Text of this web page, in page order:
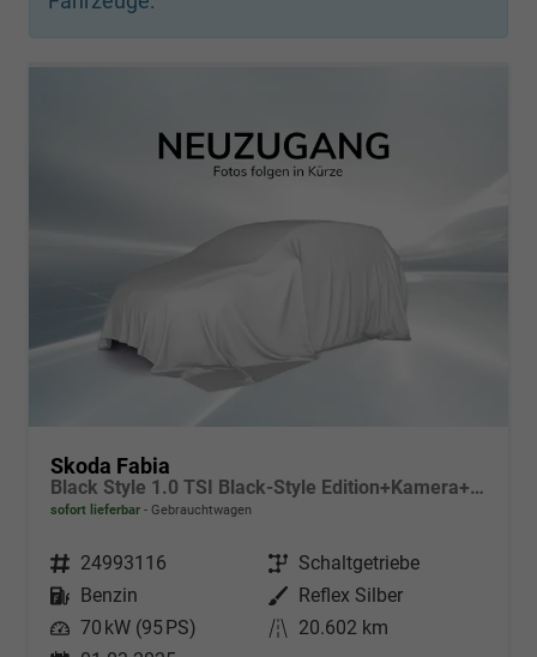
Skoda Fabia
Black Style 1.0 TSI Black-Style Edition+Kamera+Sitzheizung+Tempomat+LED
sofort lieferbar Gebrauchtwagen
Fahrzeugnr. 24993116 Getriebe Schaltgetriebe
Kraftstoff
Benzin Außenfarbe
Reflex Silber
Leistung 70 kW (95 PS) Kilometerstand 20.602 km